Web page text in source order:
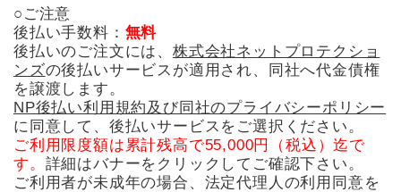
○ご注意
後払い手数料： 無料
後払いのご注文には、 株式会社ネットプロテクショ
ンズの後払いサービスが適用され、同社へ代金債権
を譲渡します。
NP後払い利用規約及び同社のプライバシーポリシー
に同意して、後払いサービスをご選択ください。
ご利用限度額は累計残高で55,000円（税込）迄で
す。 詳細はバナーをクリックしてご確認下さい。
ご利用者が未成年の場合、法定代理人の利用同意を